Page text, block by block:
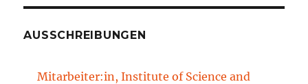
AUSSCHREIBUNGEN
Mitarbeiter:in, Institute of Science and